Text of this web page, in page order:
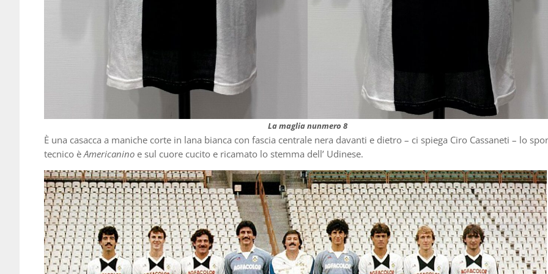
La maglia nunmero 8
È una casacca a maniche corte in lana bianca con fascia centrale nera davanti e dietro – ci spiega Ciro Cassaneti – lo
tecnico èAmericanino e sul cuore cucito e ricamato lo stemma dell’ Udinese.